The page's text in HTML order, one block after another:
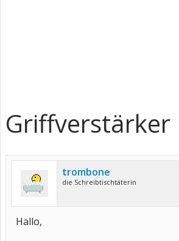
Griffverstärker
trombone
die Schreibtischtäterin
Hallo,